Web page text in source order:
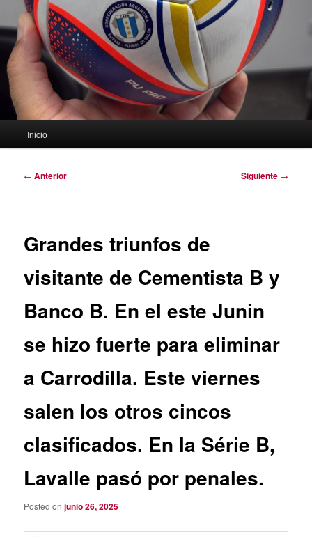
Inicio
Navegación
← Anterior Siguiente →
Grandes triunfos de
visitante de Cementista B y
Banco B. En el este Junin
se hizo fuerte para eliminar
a Carrodilla. Este viernes
salen los otros cincos
clasificados. En la Série B,
Lavalle pasó por penales.
Posted onjunio 26, 2025